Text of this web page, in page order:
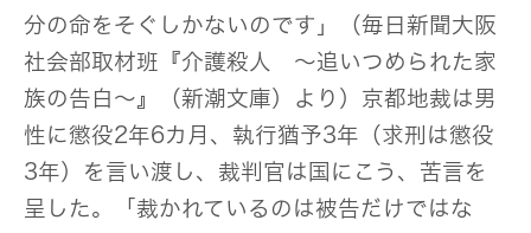
分の命をそぐしかないのです」（毎日新聞大阪
社会部取材班『介護殺人 ～追いつめられた家
族の告白～』（新潮文庫）より）京都地裁は男
性に懲役2年6カ月、執行猶予3年（求刑は懲役
3年）を言い渡し、裁判官は国にこう、苦言を
呈した。「裁かれているのは被告だけではな